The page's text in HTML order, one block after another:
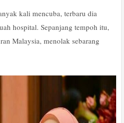
kali mencuba, terbaru dia
hospital. Sepanjang tempoh itu,
Malaysia, menolak sebarang